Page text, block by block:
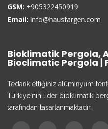
GSM: +905322450919
Email: info@hausfargen.com
Bioklimatik Pergola,
Bioclimatic Pergola |
Tedarik ettiğiniz alüminyum
Türkiye`nin lider bioklimatik
tarafından tasarlanmaktadır.